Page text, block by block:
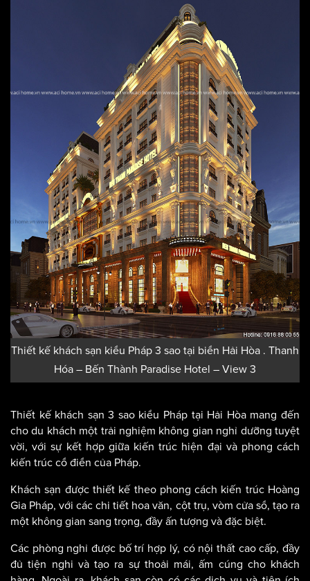
Thiết kế khách sạn kiểu Pháp 3 sao tại biển Hải Hòa . Thanh
Hóa – Bến Thành Paradise Hotel – View 3
Thiết kế khách sạn 3 sao kiểu Pháp tại Hải Hòa mang đến
cho du khách một trải nghiệm không gian nghỉ dưỡng tuyệt
vời, với sự kết hợp giữa kiến trúc hiện đại và phong cách
Khách sạn được thiết kế theo phong cách kiến trúc Hoàng
Gia Pháp, với các chi tiết hoa văn, cột trụ, vòm cửa sổ, tạo ra
Các phòng nghỉ được bố trí hợp lý, có nội thất cao cấp, đầy